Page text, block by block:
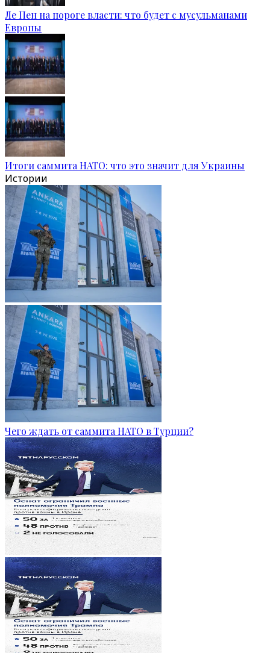
Ле Пен на пороге власти: что будет с мусульманами
Европы
Итоги саммита НАТО: что это значит для Украины
Истории
Чего ждать от саммита НАТО в Турции?